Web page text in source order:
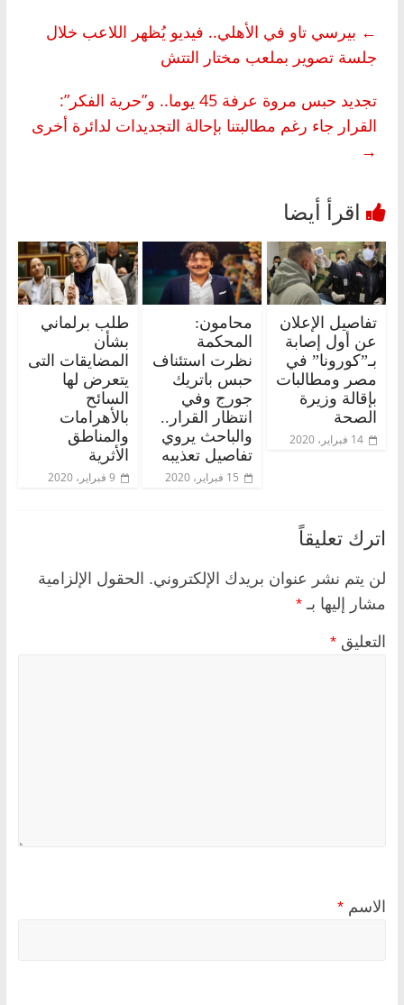
← بيرسي تاو في الأهلي.. فيديو يُظهر اللاعب خلال
جلسة تصوير بملعب مختار التتش
تجديد حبس مروة عرفة 45 يوما.. و”حرية الفكر”:
القرار جاء رغم مطالبتنا بإحالة التجديدات لدائرة أخرى
→
تفاصيل الإعلان
عن أول إصابة
بـ”كورونا” في
مصر ومطالبات
بإقالة وزيرة
الصحة
14 فبراير، 2020
محامون:
المحكمة
نظرت استئناف
حبس باتريك
جورج وفي
انتظار القرار..
والباحث يروي
تفاصيل تعذيبه
15 فبراير، 2020
طلب برلماني
بشأن
المضايقات التى
يتعرض لها
السائح
بالأهرامات
والمناطق
الأثرية
9 فبراير، 2020
اترك تعليقاً
لن يتم نشر عنوان بريدك الإلكتروني. الحقول الإلزامية
مشار إليها بـ *
التعليق *
الاسم *